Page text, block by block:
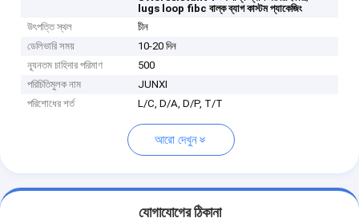
lugs loop fibc বাল্ক ব্যাগ কাস্টম প্যাকেজিং
উৎপত্তি স্থল
চীন
ডেলিভারি সময়
10-20 দিন
ন্যূনতম চাহিদার পরিমাণ
500
পরিচিতিমুলক নাম
JUNXI
পরিশোধের শর্ত
L/C, D/A, D/P, T/T
আরো দেখুন
যোগাযোগের ঠিকানা